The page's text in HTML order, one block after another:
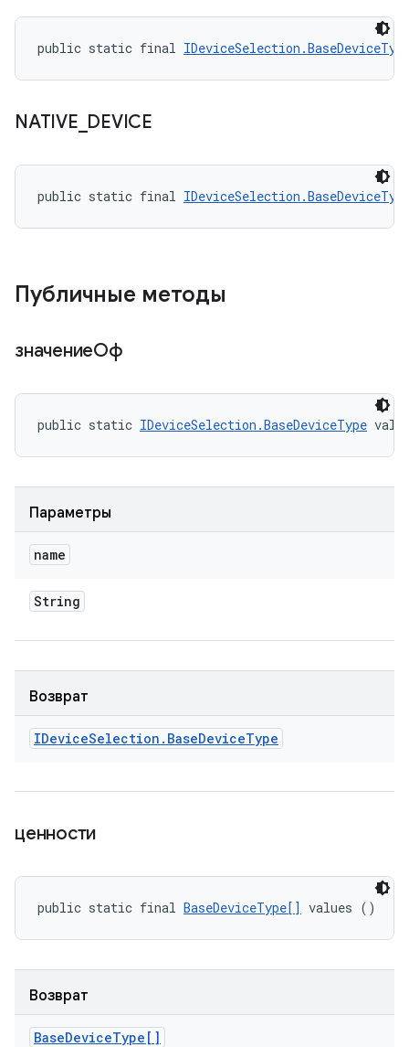
public static final
NATIVE DEVICE
public static final
Публичные методы
значениеОф
public static IDeviceSelection.BaseDeviceType
Параметры
name
String
Возврат
IDeviceSelection . BaseDeviceType
ценности
public static final BaseDeviceType[] values ()
Возврат
BaseDeviceType[]